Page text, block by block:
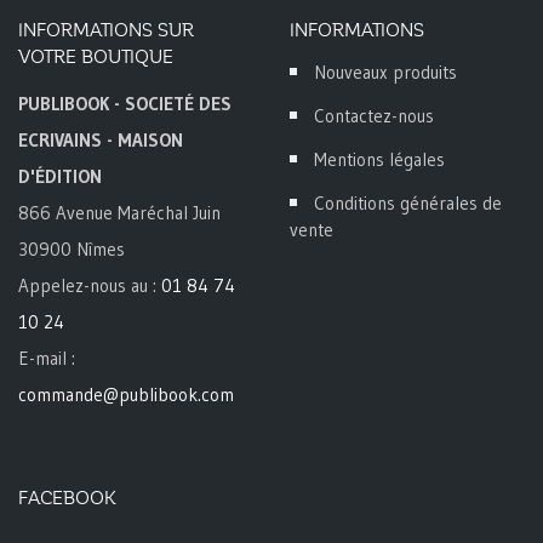
INFORMATIONS SUR
VOTRE BOUTIQUE
PUBLIBOOK - SOCIETÉ DES
ECRIVAINS - MAISON
D'ÉDITION
866 Avenue Maréchal Juin
30900 Nîmes
Appelez-nous au : 01 84 74
10 24
E-mail :
commande@publibook.com
INFORMATIONS
Nouveaux produits
Contactez-nous
Mentions légales
Conditions générales de
vente
FACEBOOK